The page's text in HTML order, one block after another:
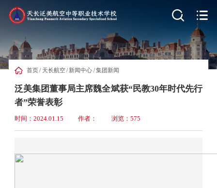
 
首页/ 天长航空/ 新闻中心 /集团新闻
泛美集团董事局主席魏全斌获“民教30年时代先行
者”荣誉表彰
时间：2024.01.15 作者： 浏览：575